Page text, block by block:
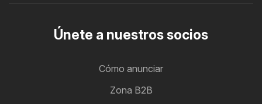
Únete a nuestros socios
Cómo anunciar
Zona B2B